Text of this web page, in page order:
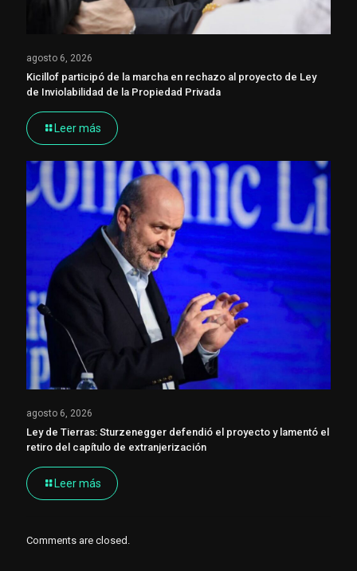
agosto 6, 2026
Kicillof participó de la marcha en rechazo al proyecto de Ley
de Inviolabilidad de la Propiedad Privada
Leer más
agosto 6, 2026
Ley de Tierras: Sturzenegger defendió el proyecto y lamentó el
retiro del capítulo de extranjerización
Leer más
Comments are closed.